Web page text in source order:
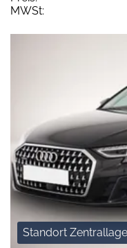
MWSt:
Standort